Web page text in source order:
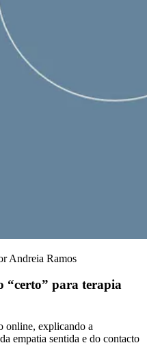
Andreia Ramos
“certo” para terapia
online, explicando a
empatia sentida e do contacto